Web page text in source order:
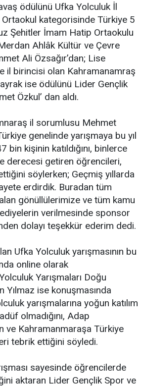
ödülünü Ufka Yolculuk İl
kategorisinde Türkiye 5
Şehitler İmam Hatip Ortaokulu
Ahlâk Kültür ve Çevre
Ali Özsağır’dan; Lise
il birincisi olan Kahramanamraş
ise ödülünü Lider Gençlik
Özkul’ dan aldı.
il sorumlusu Mehmet
genelinde yarışmaya bu yıl
kişinin katıldığını, binlerce
derecesi getiren öğrencileri,
söylerken; Geçmiş yıllarda
erdirdik. Buradan tüm
gönüllülerimize ve tüm kamu
verilmesinde sponsor
dolayı teşekkür ederim dedi.
Ufka Yolculuk yarışmasının bu
online olarak
Yarışmaları Doğu
ise konuşmasında
yarışmalarına yoğun katılım
olmadığını, Adap
ve Kahramanmaraşa Türkiye
tebrik ettiğini söyledi.
sayesinde öğrencilerde
aktaran Lider Gençlik Spor ve